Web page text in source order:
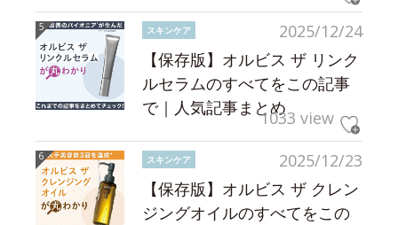
2025/12/24
スキンケア
【保存版】オルビス ザ リンク
ルセラムのすべてをこの記事
で｜人気記事まとめ1033 view
2025/12/23
スキンケア
【保存版】オルビス ザ クレン
ジングオイルのすべてをこの